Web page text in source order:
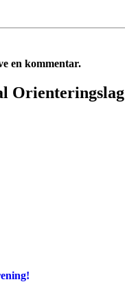
en kommentar.
Orienteringslag